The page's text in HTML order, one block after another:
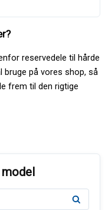
reservedele til hårde
bruge på vores shop, så
frem til den rigtige